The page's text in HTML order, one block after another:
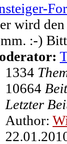
wird
:-)
1334
10664
Letzter
Author: